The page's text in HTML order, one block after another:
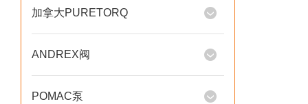
加拿大PURETORQ
ANDREX阀
POMAC泵